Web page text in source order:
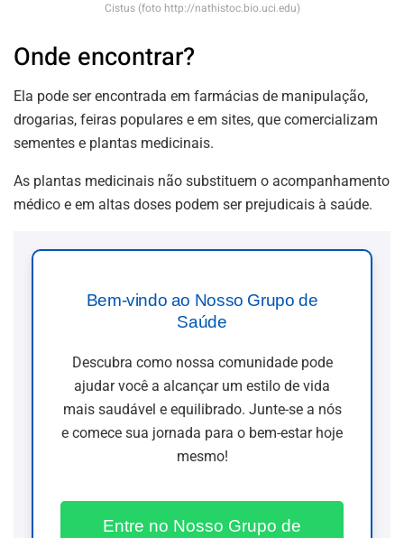
Cistus (foto http://nathistoc.bio.uci.edu)
Onde encontrar?
Ela pode ser encontrada em farmácias de manipulação,
drogarias, feiras populares e em sites, que comercializam
sementes e plantas medicinais.
As plantas medicinais não substituem o acompanhamento
médico e em altas doses podem ser prejudicais à saúde.
Bem-vindo ao Nosso Grupo de
Saúde
Descubra como nossa comunidade pode
ajudar você a alcançar um estilo de vida
mais saudável e equilibrado. Junte-se a nós
e comece sua jornada para o bem-estar hoje
mesmo!
Entre no Nosso Grupo de